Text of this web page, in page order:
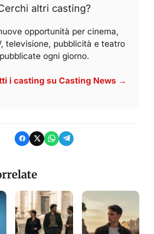
altri casting?
opportunità per cinema,
televisione, pubblicità e teatro
pubblicate ogni giorno.
i casting su Casting News →